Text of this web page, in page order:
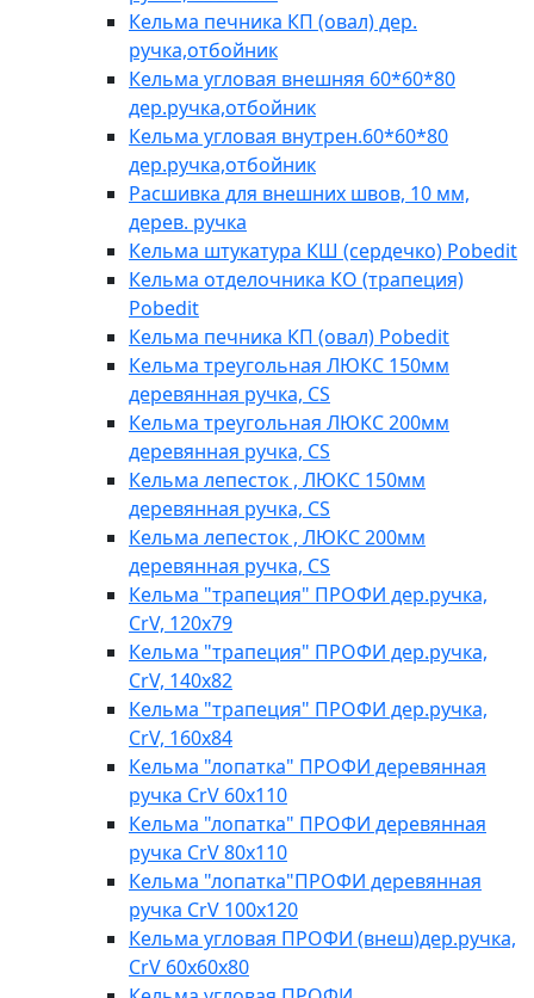
Кельма печника КП (овал) дер.
ручка,отбойник
Кельма угловая внешняя 60*60*80
дер.ручка,отбойник
Кельма угловая внутрен.60*60*80
дер.ручка,отбойник
Расшивка для внешних швов, 10 мм,
дерев. ручка
Кельма штукатура КШ (сердечко) Pobedit
Кельма отделочника КО (трапеция)
Pobedit
Кельма печника КП (овал) Pobedit
Кельма треугольная ЛЮКС 150мм
деревянная ручка, CS
Кельма треугольная ЛЮКС 200мм
деревянная ручка, CS
Кельма лепесток , ЛЮКС 150мм
деревянная ручка, CS
Кельма лепесток , ЛЮКС 200мм
деревянная ручка, CS
Кельма "трапеция" ПРОФИ дер.ручка,
CrV, 120х79
Кельма "трапеция" ПРОФИ дер.ручка,
CrV, 140х82
Кельма "трапеция" ПРОФИ дер.ручка,
CrV, 160х84
Кельма "лопатка" ПРОФИ деревянная
ручка CrV 60х110
Кельма "лопатка" ПРОФИ деревянная
ручка CrV 80х110
Кельма "лопатка"ПРОФИ деревянная
ручка CrV 100х120
Кельма угловая ПРОФИ (внеш)дер.ручка,
CrV 60х60х80